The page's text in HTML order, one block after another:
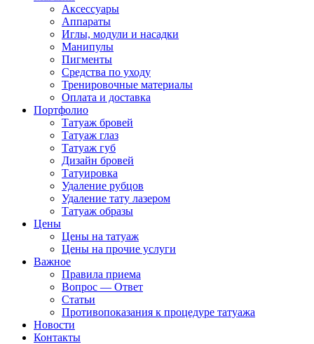
Аксессуары
Аппараты
Иглы, модули и насадки
Манипулы
Пигменты
Средства по уходу
Тренировочные материалы
Оплата и доставка
Портфолио
Татуаж бровей
Татуаж глаз
Татуаж губ
Дизайн бровей
Татуировка
Удаление рубцов
Удаление тату лазером
Татуаж образы
Цены
Цены на татуаж
Цены на прочие услуги
Важное
Правила приема
Вопрос — Ответ
Статьи
Противопоказания к процедуре татуажа
Новости
Контакты